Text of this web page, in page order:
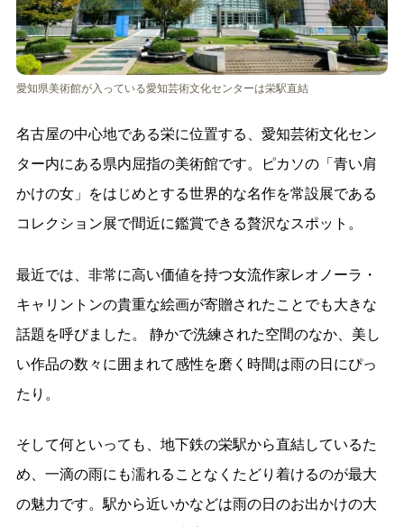
愛知県美術館が入っている愛知芸術文化センターは栄駅直結
名古屋の中心地である栄に位置する、愛知芸術文化セン
ター内にある県内屈指の美術館です。ピカソの「青い肩
かけの女」をはじめとする世界的な名作を常設展である
コレクション展で間近に鑑賞できる贅沢なスポット。
最近では、非常に高い価値を持つ女流作家レオノーラ・
キャリントンの貴重な絵画が寄贈されたことでも大きな
話題を呼びました。 静かで洗練された空間のなか、美し
い作品の数々に囲まれて感性を磨く時間は雨の日にぴっ
たり。
そして何といっても、地下鉄の栄駅から直結しているた
め、一滴の雨にも濡れることなくたどり着けるのが最大
の魅力です。駅から近いかなどは雨の日のお出かけの大